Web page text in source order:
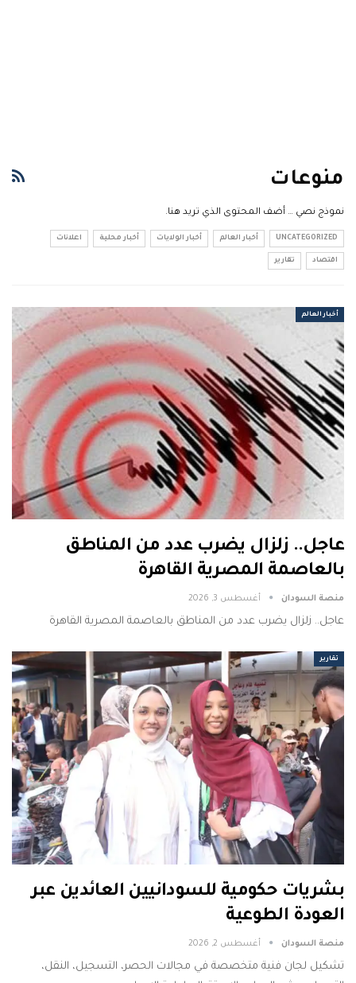
منوعات
نموذج نصي … أضف المحتوى الذي تريد هنا.
UNCATEGORIZED أخبار العالم أخبار الولايات أخبار محلية اعلانات
اقتصاد تقارير
أخبار العالم
عاجل.. زلزال يضرب عدد من المناطق
بالعاصمة المصرية القاهرة
منصة السودان أغسطس 3, 2026
عاجل.. زلزال يضرب عدد من المناطق بالعاصمة المصرية القاهرة
تقارير
بشريات حكومية للسودانيين العائدين عبر
العودة الطوعية
منصة السودان أغسطس 2, 2026
تشكيل لجان فنية متخصصة في مجالات الحصر، التسجيل، النقل،